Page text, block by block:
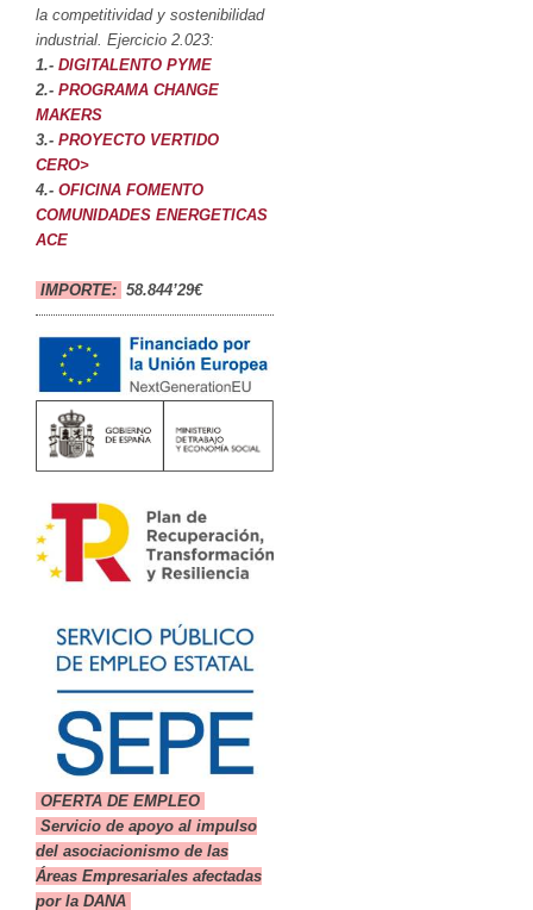
la competitividad y sostenibilidad
industrial. Ejercicio 2.023:
1.- DIGITALENTO PYME
2.- PROGRAMA CHANGE
MAKERS
3.- PROYECTO VERTIDO
CERO>
4.- OFICINA FOMENTO
COMUNIDADES ENERGETICAS
ACE
IMPORTE: 58.844’29€
OFERTA DE EMPLEO
Servicio de apoyo al impulso
del asociacionismo de las
Áreas Empresariales afectadas
por la DANA